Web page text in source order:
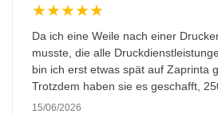
★★★★★
Da ich eine Weile nach einer
musste, die alle
bin ich erst etwas spät auf Zaprinta
Trotzdem haben sie es geschafft,
wunderschön bedruckte
15/06/2026